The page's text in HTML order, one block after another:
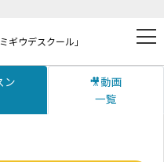
ギウデスクール」
ン
🎥動画
一覧